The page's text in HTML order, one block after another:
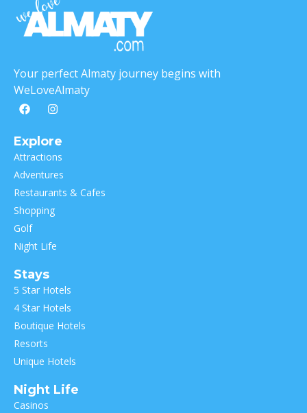
Your perfect Almaty journey begins with
WeLoveAlmaty
Explore
Attractions
Adventures
Restaurants & Cafes
Shopping
Golf
Night Life
Stays
5 Star Hotels
4 Star Hotels
Boutique Hotels
Resorts
Unique Hotels
Night Life
Casinos